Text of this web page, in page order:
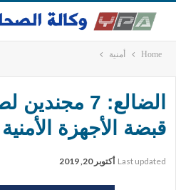
Home أمنية
الضالع: 7
قبضة الأجهزة الأمنية
Last updated أكتوبر 20, 2019